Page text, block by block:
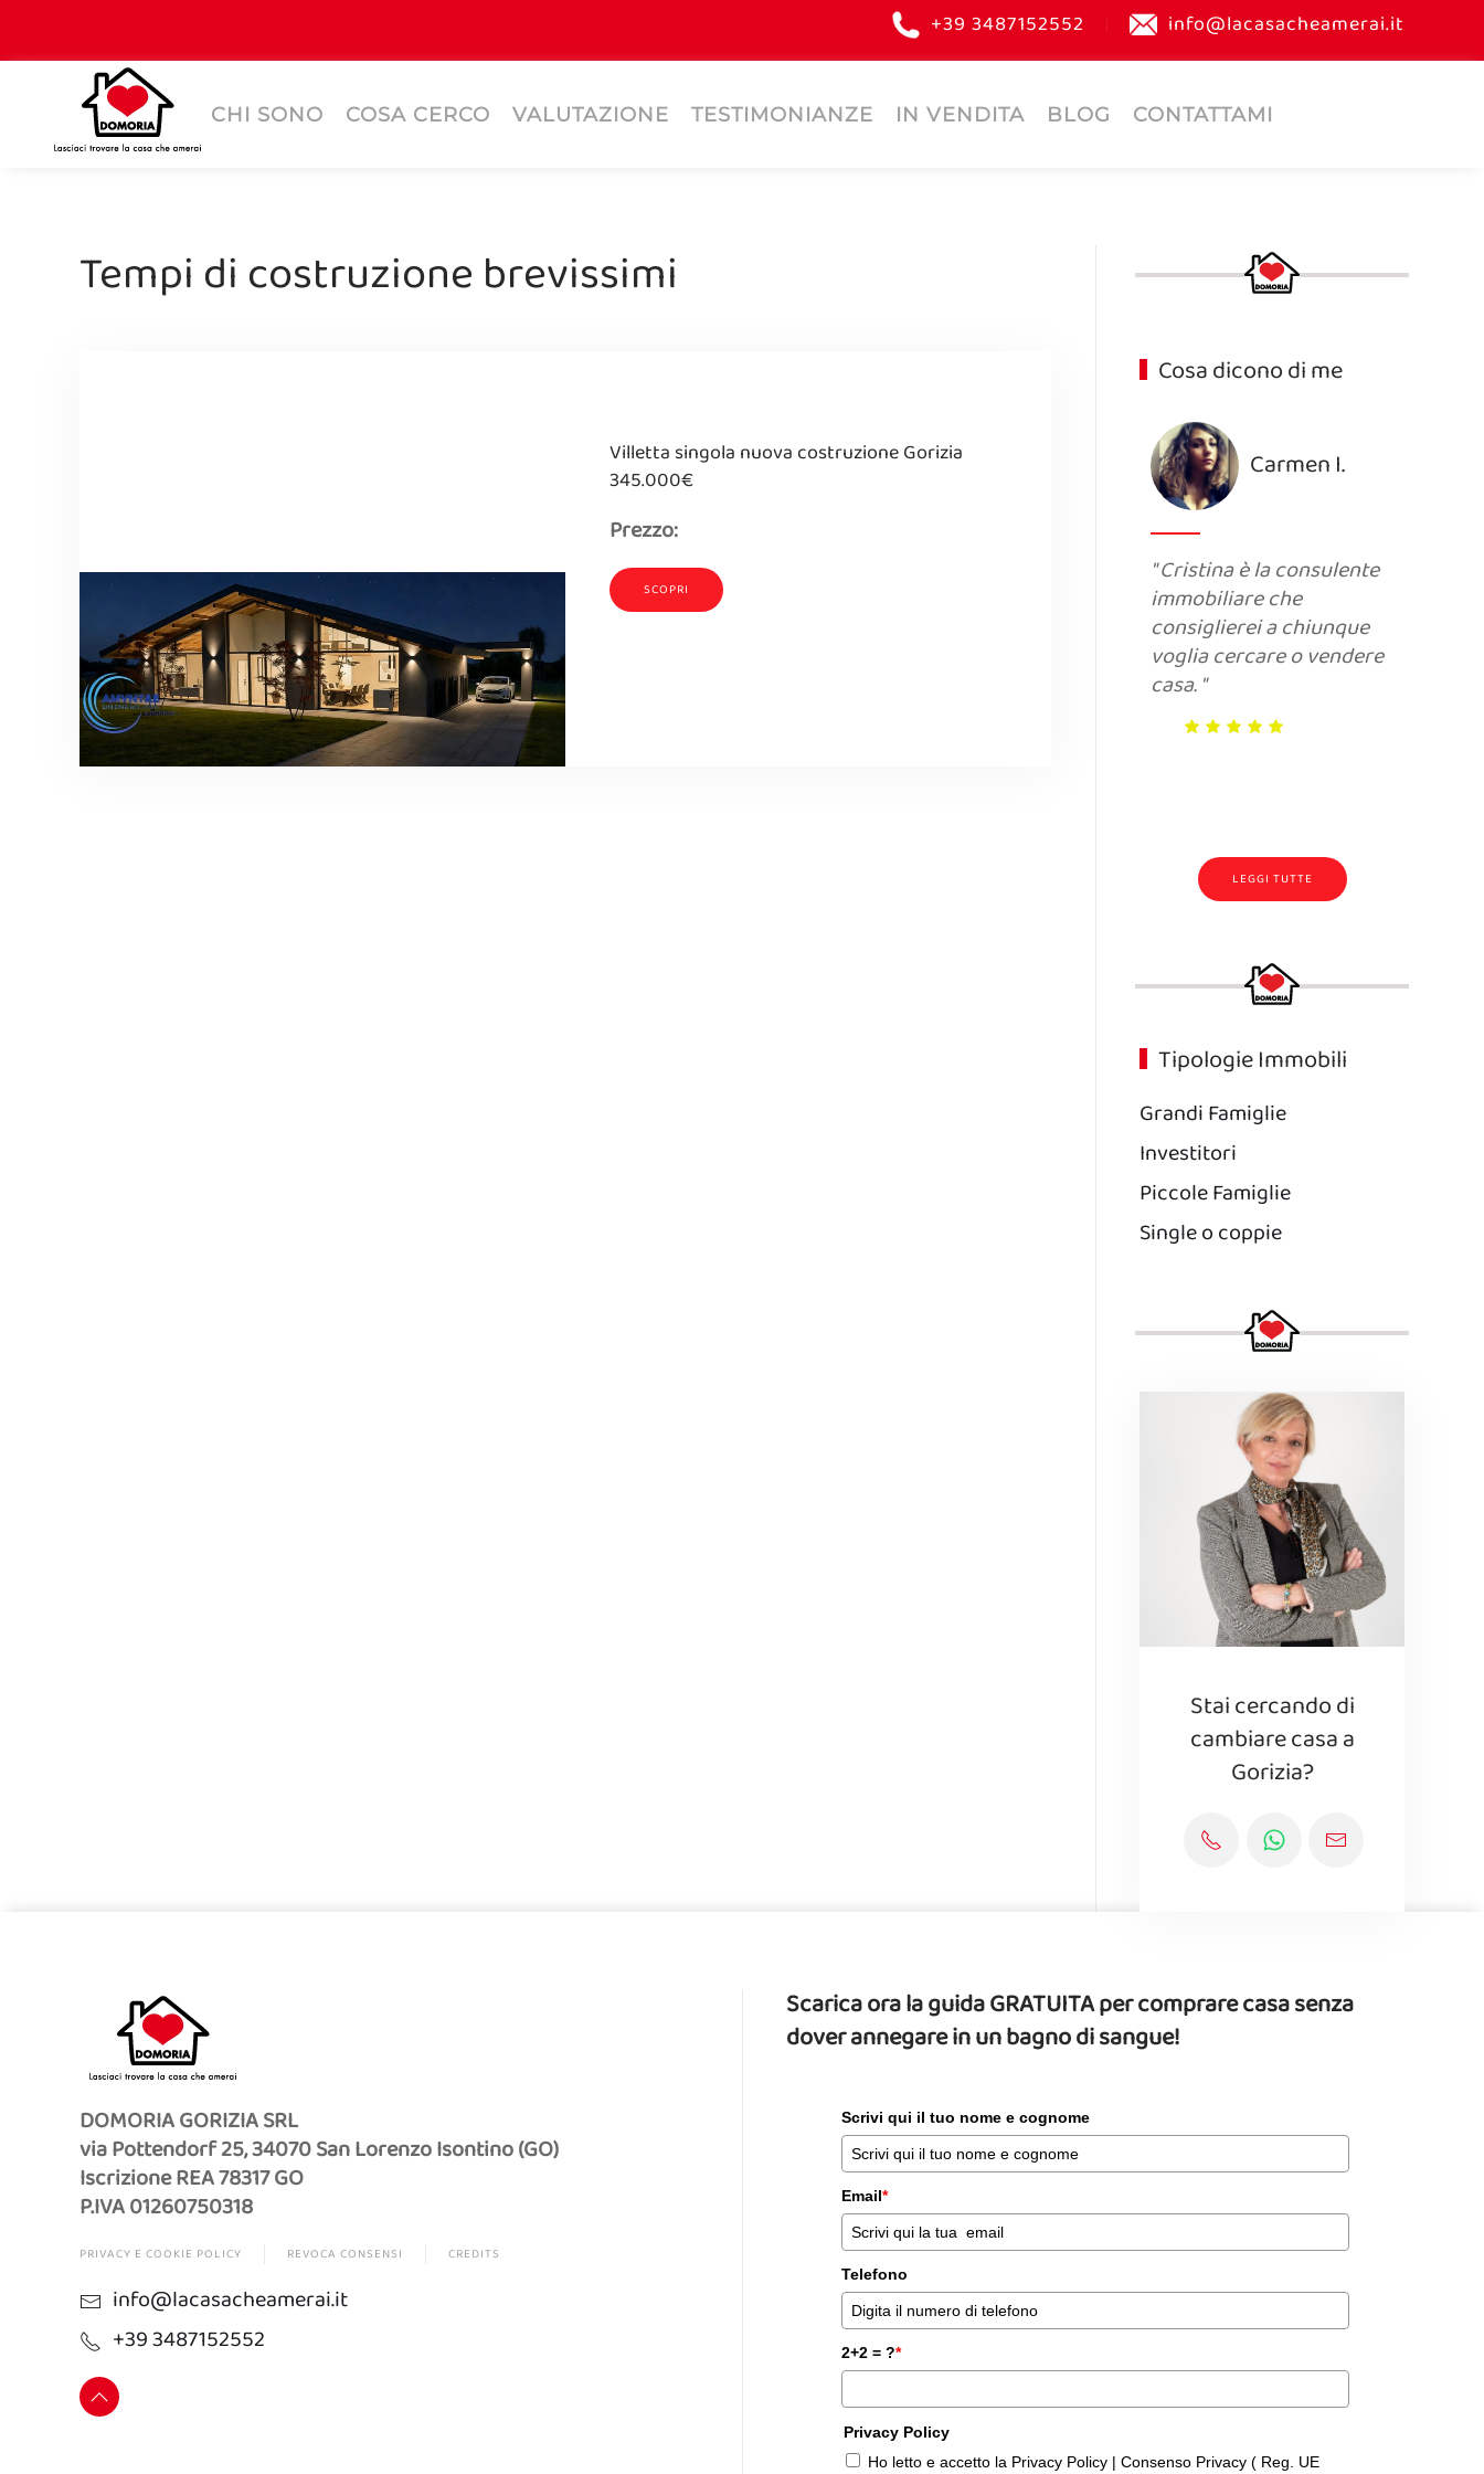
+39 3487152552 info@lacasacheamerai.it
CHI SONO COSA CERCO VALUTAZIONE TESTIMONIANZE IN VENDITA BLOG CONTATTAMI
Tempi di costruzione brevissimi
Villetta singola nuova costruzione Gorizia
345.000€
Prezzo:
SCOPRI
Cosa dicono di me
Carmen I.
Cristina è la consulente
immobiliare che
consiglierei a chiunque
voglia cercare o vendere
casa.
LEGGI TUTTE
Tipologie Immobili
Grandi Famiglie
Investitori
Piccole Famiglie
Single o coppie
Stai cercando di
cambiare casa a
Gorizia?
DOMORIA GORIZIA SRL
via Pottendorf 25, 34070 San Lorenzo Isontino (GO)
Iscrizione REA 78317 GO
P.IVA 01260750318
PRIVACY E COOKIE POLICY REVOCA CONSENSI CREDITS
info@lacasacheamerai.it
+39 3487152552
Scarica ora la guida GRATUITA per comprare casa senza
dover annegare in un bagno di sangue!
Scrivi qui il tuo nome e cognome
Email*
Telefono
2+2 = ?*
Privacy Policy
Ho letto e accetto la Privacy Policy | Consenso Privacy ( Reg. UE